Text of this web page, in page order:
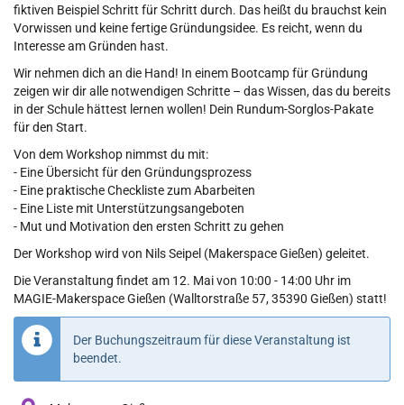
fiktiven Beispiel Schritt für Schritt durch. Das heißt du brauchst kein
Vorwissen und keine fertige Gründungsidee. Es reicht, wenn du
Interesse am Gründen hast.
Wir nehmen dich an die Hand! In einem Bootcamp für Gründung
zeigen wir dir alle notwendigen Schritte – das Wissen, das du bereits
in der Schule hättest lernen wollen! Dein Rundum-Sorglos-Pakate
für den Start.
Von dem Workshop nimmst du mit:
- Eine Übersicht für den Gründungsprozess
- Eine praktische Checkliste zum Abarbeiten
- Eine Liste mit Unterstützungsangeboten
- Mut und Motivation den ersten Schritt zu gehen
Der Workshop wird von Nils Seipel (Makerspace Gießen) geleitet.
Die Veranstaltung findet am 12. Mai von 10:00 - 14:00 Uhr im
MAGIE-Makerspace Gießen (Walltorstraße 57, 35390 Gießen) statt!
Der Buchungszeitraum für diese Veranstaltung ist
beendet.